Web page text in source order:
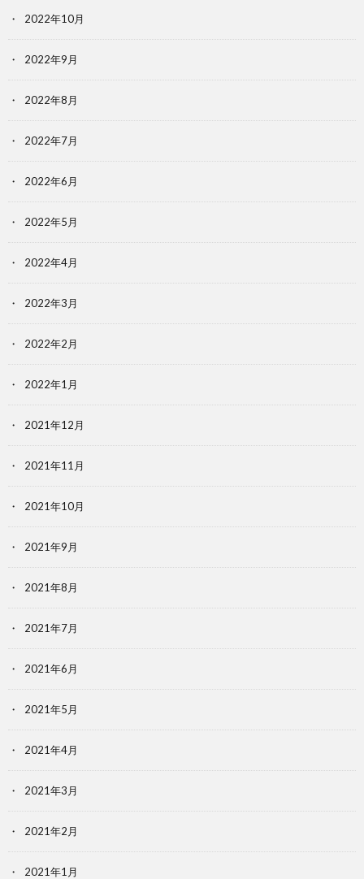
2022年10月
2022年9月
2022年8月
2022年7月
2022年6月
2022年5月
2022年4月
2022年3月
2022年2月
2022年1月
2021年12月
2021年11月
2021年10月
2021年9月
2021年8月
2021年7月
2021年6月
2021年5月
2021年4月
2021年3月
2021年2月
2021年1月